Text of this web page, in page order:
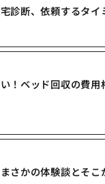
診断、依頼するタイ
！ベッド回収の費用
さかの体験談とそこ